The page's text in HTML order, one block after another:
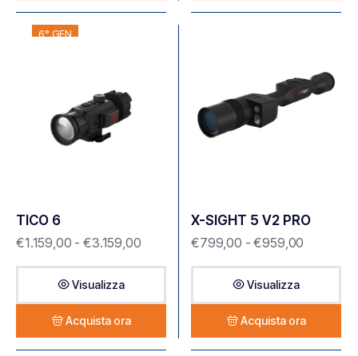
6° GEN
TICO 6
€1.159,00 - €3.159,00
Visualizza
Acquista ora
X-SIGHT 5 V2 PRO
€799,00 - €959,00
Visualizza
Acquista ora